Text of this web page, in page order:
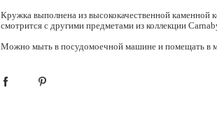
Кружка выполнена из высококачественной каменной
смотрится с другими предметами из коллекции
Можно мыть в посудомоечной машине и помещать в